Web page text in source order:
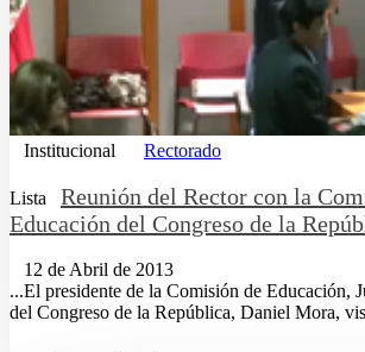
Institucional Rectorado
Lista
Reunión del Rector con la
Educación del Congreso de la
12 de Abril de 2013
...El presidente de la Comisión de Educación,
del Congreso de la República, Daniel Mora,